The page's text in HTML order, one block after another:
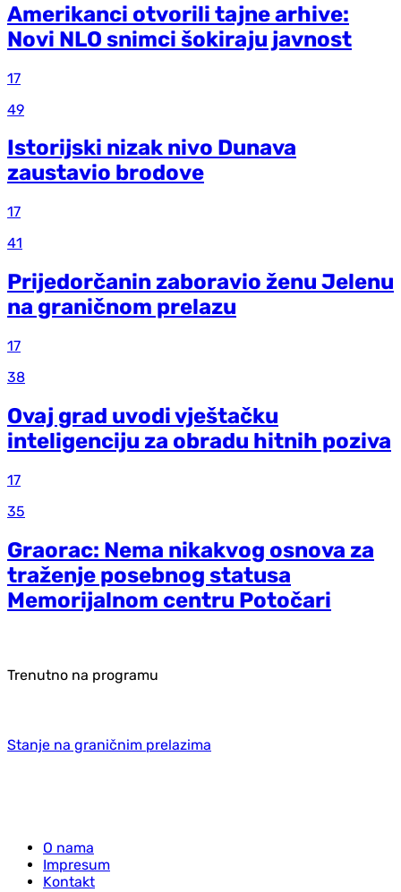
Amerikanci otvorili tajne arhive:
Novi NLO snimci šokiraju javnost
17
49
Istorijski nizak nivo Dunava
zaustavio brodove
17
41
Prijedorčanin zaboravio ženu Jelenu
na graničnom prelazu
17
38
Ovaj grad uvodi vještačku
inteligenciju za obradu hitnih poziva
17
35
Graorac: Nema nikakvog osnova za
traženje posebnog statusa
Memorijalnom centru Potočari
Trenutno na programu
Stanje na graničnim prelazima
O nama
Impresum
Kontakt